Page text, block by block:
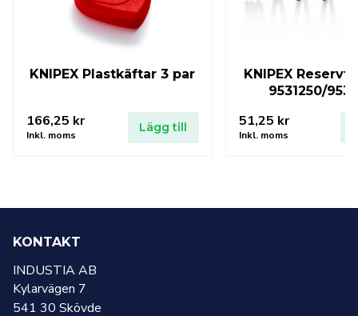
KNIPEX Plastkäftar 3 par
166,25 kr
Inkl. moms
Lägg till
KNIPEX
9531250/
51,25 kr
Inkl. moms
KONTAKT
INDUSTIA AB
Kylarvägen 7
541 30 Skövde